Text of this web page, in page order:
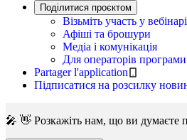
Поділитися проєктом
Візьміть участь у
Афіші та брошури
Медіа і комунікація
Для операторів
Partager l'application
Підписатися на розсилку
🎤 👋 Розкажіть нам, що ви думаєте